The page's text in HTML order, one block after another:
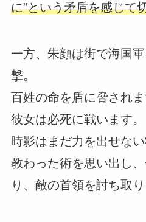
に”という矛盾を感じて
一方、朱顔は街で海国
撃。
百姓の命を盾に脅され
彼女は必死に戦います。
時影はまだ力を出せな
教わった術を思い出し
り、敵の首領を討ち取り